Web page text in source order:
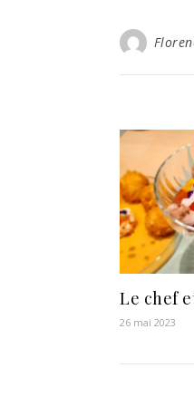
Le chef
26 mai 2023